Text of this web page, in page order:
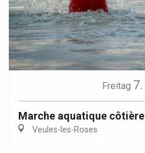
Freitag 7.
Marche aquatique côtière
Veules-les-Roses